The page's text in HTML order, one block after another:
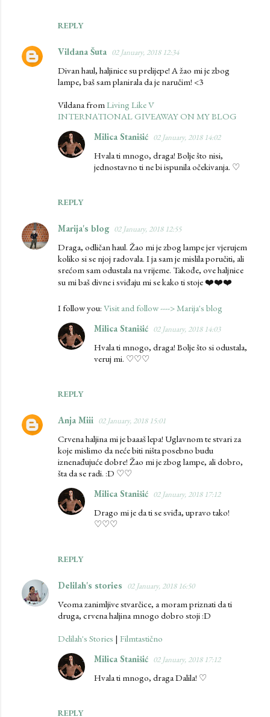
REPLY
Vildana Šuta 02 January, 2018 12:34
Divan haul, haljinice su prelijepe! A žao mi je zbog
lampe, baš sam planirala da je naručim! <3
Vildana from Living Like V
INTERNATIONAL GIVEAWAY ON MY BLOG
REPLY
Milica Stanišić 02 January, 2018 14:02
Hvala ti mnogo, draga! Bolje što nisi,
jednostavno ti ne bi ispunila očekivanja. ♡
Marija's blog 02 January, 2018 12:55
Draga, odličan haul. Žao mi je zbog lampe jer vjerujem
koliko si se njoj radovala. I ja sam je mislila poručiti, ali
srećom sam odustala na vrijeme. Takođe, ove haljnice
su mi baš divne i sviđaju mi se kako ti stoje ❤️❤️❤️
I follow you: Visit and follow ----> Marija's blog
REPLY
Milica Stanišić 02 January, 2018 14:03
Hvala ti mnogo, draga! Bolje što si odustala,
veruj mi. ♡♡♡
Anja Miii 02 January, 2018 15:01
Crvena haljina mi je baaaš lepa! Uglavnom te stvari za
koje mislimo da neće biti ništa posebno budu
iznenađujuće dobre! Žao mi je zbog lampe, ali dobro,
šta da se radi. :D ♡♡
REPLY
Milica Stanišić 02 January, 2018 17:12
Drago mi je da ti se sviđa, upravo tako!
♡♡♡
Delilah's stories 02 January, 2018 16:50
Veoma zanimljive stvarčice, a moram priznati da ti
druga, crvena haljina mnogo dobro stoji :D
Delilah's Stories | Filmtastično
REPLY
Milica Stanišić 02 January, 2018 17:12
Hvala ti mnogo, draga Dalila! ♡